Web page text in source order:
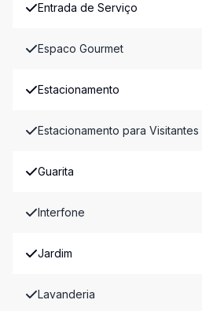
Entrada de Serviço
Espaco Gourmet
Estacionamento
Estacionamento para Visitantes
Guarita
Interfone
Jardim
Lavanderia